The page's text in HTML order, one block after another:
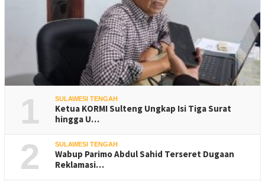
1 SULAWESI TENGAH
Ketua KORMI Sulteng Ungkap Isi Tiga Surat
hingga U…
2 SULAWESI TENGAH
Wabup Parimo Abdul Sahid Terseret Dugaan
Reklamasi…